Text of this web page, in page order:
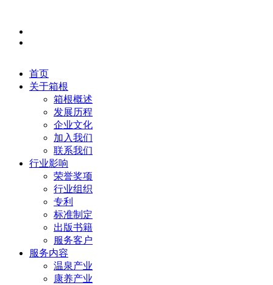
首页
关于箱根
箱根概述
发展历程
企业文化
加入我们
联系我们
行业影响
荣誉奖项
行业组织
专利
标准制定
出版书籍
服务客户
服务内容
温泉产业
康养产业